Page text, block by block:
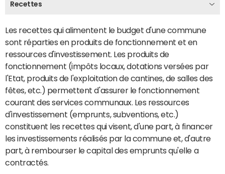
Recettes
Les recettes qui alimentent le budget d'une commune
sont réparties en produits de fonctionnement et en
ressources d'investissement. Les produits de
fonctionnement (impôts locaux, dotations versées par
l'Etat, produits de l'exploitation de cantines, de salles des
fêtes, etc.) permettent d'assurer le fonctionnement
courant des services communaux. Les ressources
d'investissement (emprunts, subventions, etc.)
constituent les recettes qui visent, d'une part, à financer
les investissements réalisés par la commune et, d'autre
part, à rembourser le capital des emprunts qu'elle a
contractés.